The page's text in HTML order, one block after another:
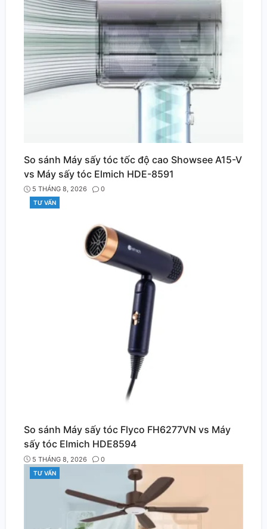
So sánh Máy sấy tóc tốc độ cao Showsee A15-V
vs Máy sấy tóc Elmich HDE-8591
5 THÁNG 8, 2026
0
CATEGORIES
TƯ VẤN
So sánh Máy sấy tóc Flyco FH6277VN vs Máy
sấy tóc Elmich HDE8594
5 THÁNG 8, 2026
0
CATEGORIES
TƯ VẤN